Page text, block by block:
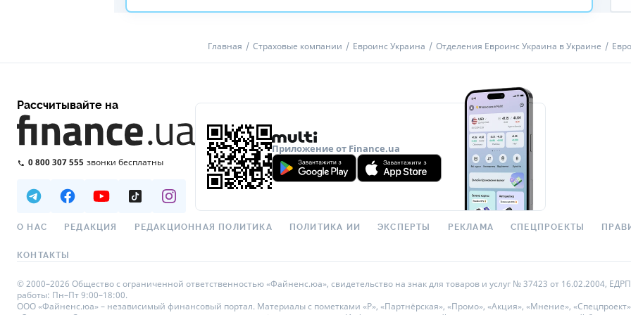
Главная Страховые компании Евроинс Украина Отделения Евроинс Украина в Украине
Рассчитывайте на
0 800 307 555 звонки бесплатны
Приложение от Finance.ua
О НАС РЕДАКЦИЯ РЕДАКЦИОННАЯ ПОЛИТИКА ПОЛИТИКА ИИ ЭКСПЕРТЫ РЕКЛАМА СПЕЦПРОЕКТЫ
КОНТАКТЫ
© 2000–2026 Общество с ограниченной ответственностью «Файненс.юа», свидетельство на знак для товаров и услуг № 37423 от 16.02.2004,
работы: Пн–Пт 9:00–18:00.
ООО «Файненс.юа» – независимый финансовый портал. Материалы с пометками «Р», «Партнёрская», «Промо», «Акция», «Мнение»,